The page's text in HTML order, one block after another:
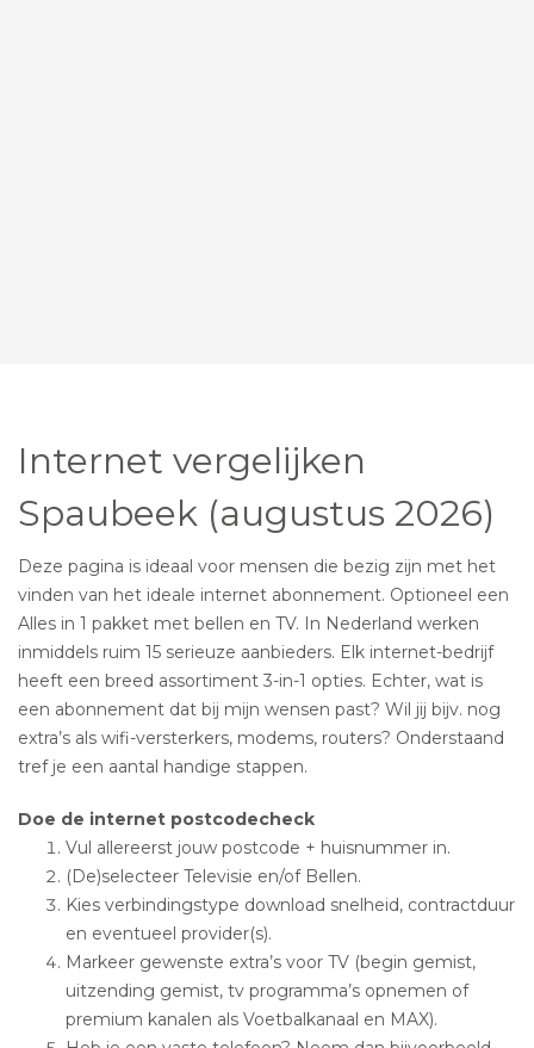
Internet vergelijken
Spaubeek (augustus 2026)
Deze pagina is ideaal voor mensen die bezig zijn met het
vinden van het ideale internet abonnement. Optioneel een
Alles in 1 pakket met bellen en TV. In Nederland werken
inmiddels ruim 15 serieuze aanbieders. Elk internet-bedrijf
heeft een breed assortiment 3-in-1 opties. Echter, wat is
een abonnement dat bij mijn wensen past? Wil jij bijv. nog
extra’s als wifi-versterkers, modems, routers? Onderstaand
tref je een aantal handige stappen.
Doe de internet postcodecheck
Vul allereerst jouw postcode + huisnummer in.
(De)selecteer Televisie en/of Bellen.
Kies verbindingstype download snelheid, contractduur
en eventueel provider(s).
Markeer gewenste extra’s voor TV (begin gemist,
uitzending gemist, tv programma’s opnemen of
premium kanalen als Voetbalkanaal en MAX).